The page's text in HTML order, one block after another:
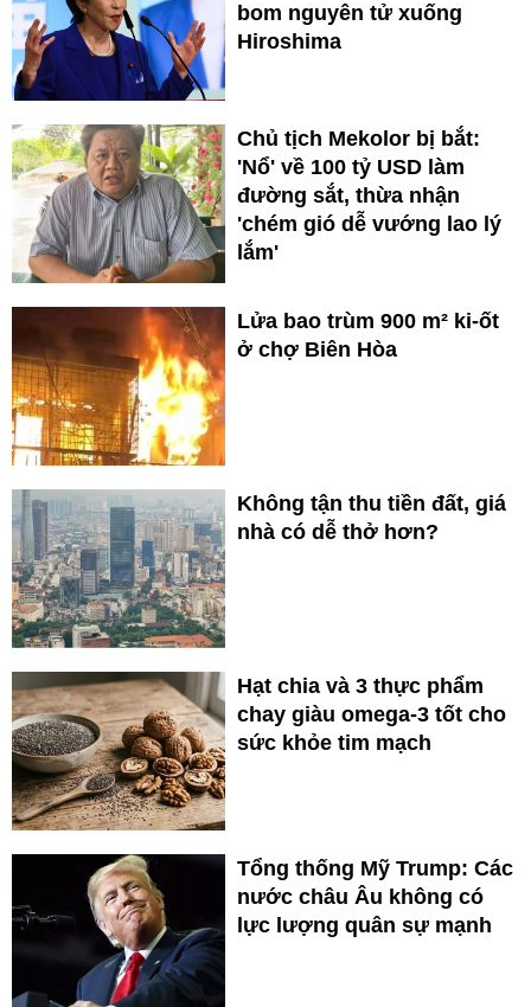
bom nguyên tử xuống
Hiroshima
Chủ tịch Mekolor bị bắt:
'Nổ' về 100 tỷ USD làm
đường sắt, thừa nhận
'chém gió dễ vướng lao lý
lắm'
Lửa bao trùm 900 m² ki-ốt
ở chợ Biên Hòa
Không tận thu tiền đất, giá
nhà có dễ thở hơn?
Hạt chia và 3 thực phẩm
chay giàu omega-3 tốt cho
sức khỏe tim mạch
Tổng thống Mỹ Trump: Các
nước châu Âu không có
lực lượng quân sự mạnh